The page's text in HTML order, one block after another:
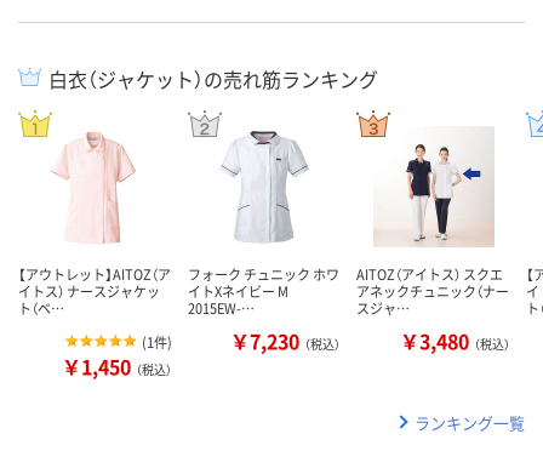
白衣（ジャケット）の売れ筋ランキング
【アウトレット】AITOZ（ア
イトス） ナースジャケッ
ト（ベ…
(1件)
￥1,450 （税込）
フォーク チュニック ホワ
イトXネイビー M
2015EW-…
￥7,230 （税込）
AITOZ（アイトス） スクエ
アネックチュニック（ナー
スジャ…
￥3,480 （税込）
イ
ランキング一覧